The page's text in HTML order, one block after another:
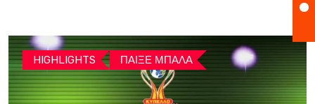
HIGHLIGHTS ΠΑΙΞΕ ΜΠΑΛΑ